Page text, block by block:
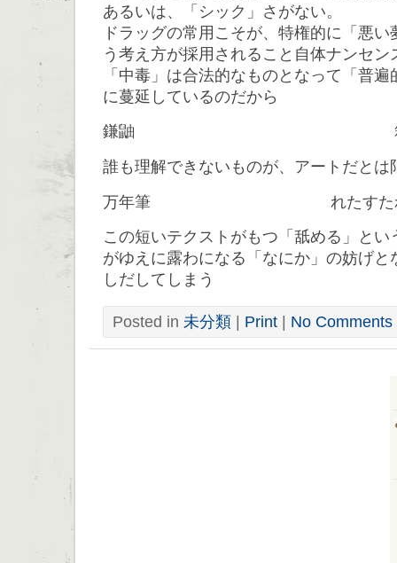
あるいは、「シック」さがない。
ドラッグの常用こそが、特権的に「悪
う考え方が採用されること自体ナンセン
「中毒」は合法的なものとなって「普
に蔓延しているのだから
鎌鼬 箱
誰も理解できないものが、アートだとは
万年筆 れたすたれ
この短いテクストがもつ「舐める」と
がゆえに露わになる「なにか」の妨げと
しだしてしまう
Posted in 未分類 | Print | No Comments